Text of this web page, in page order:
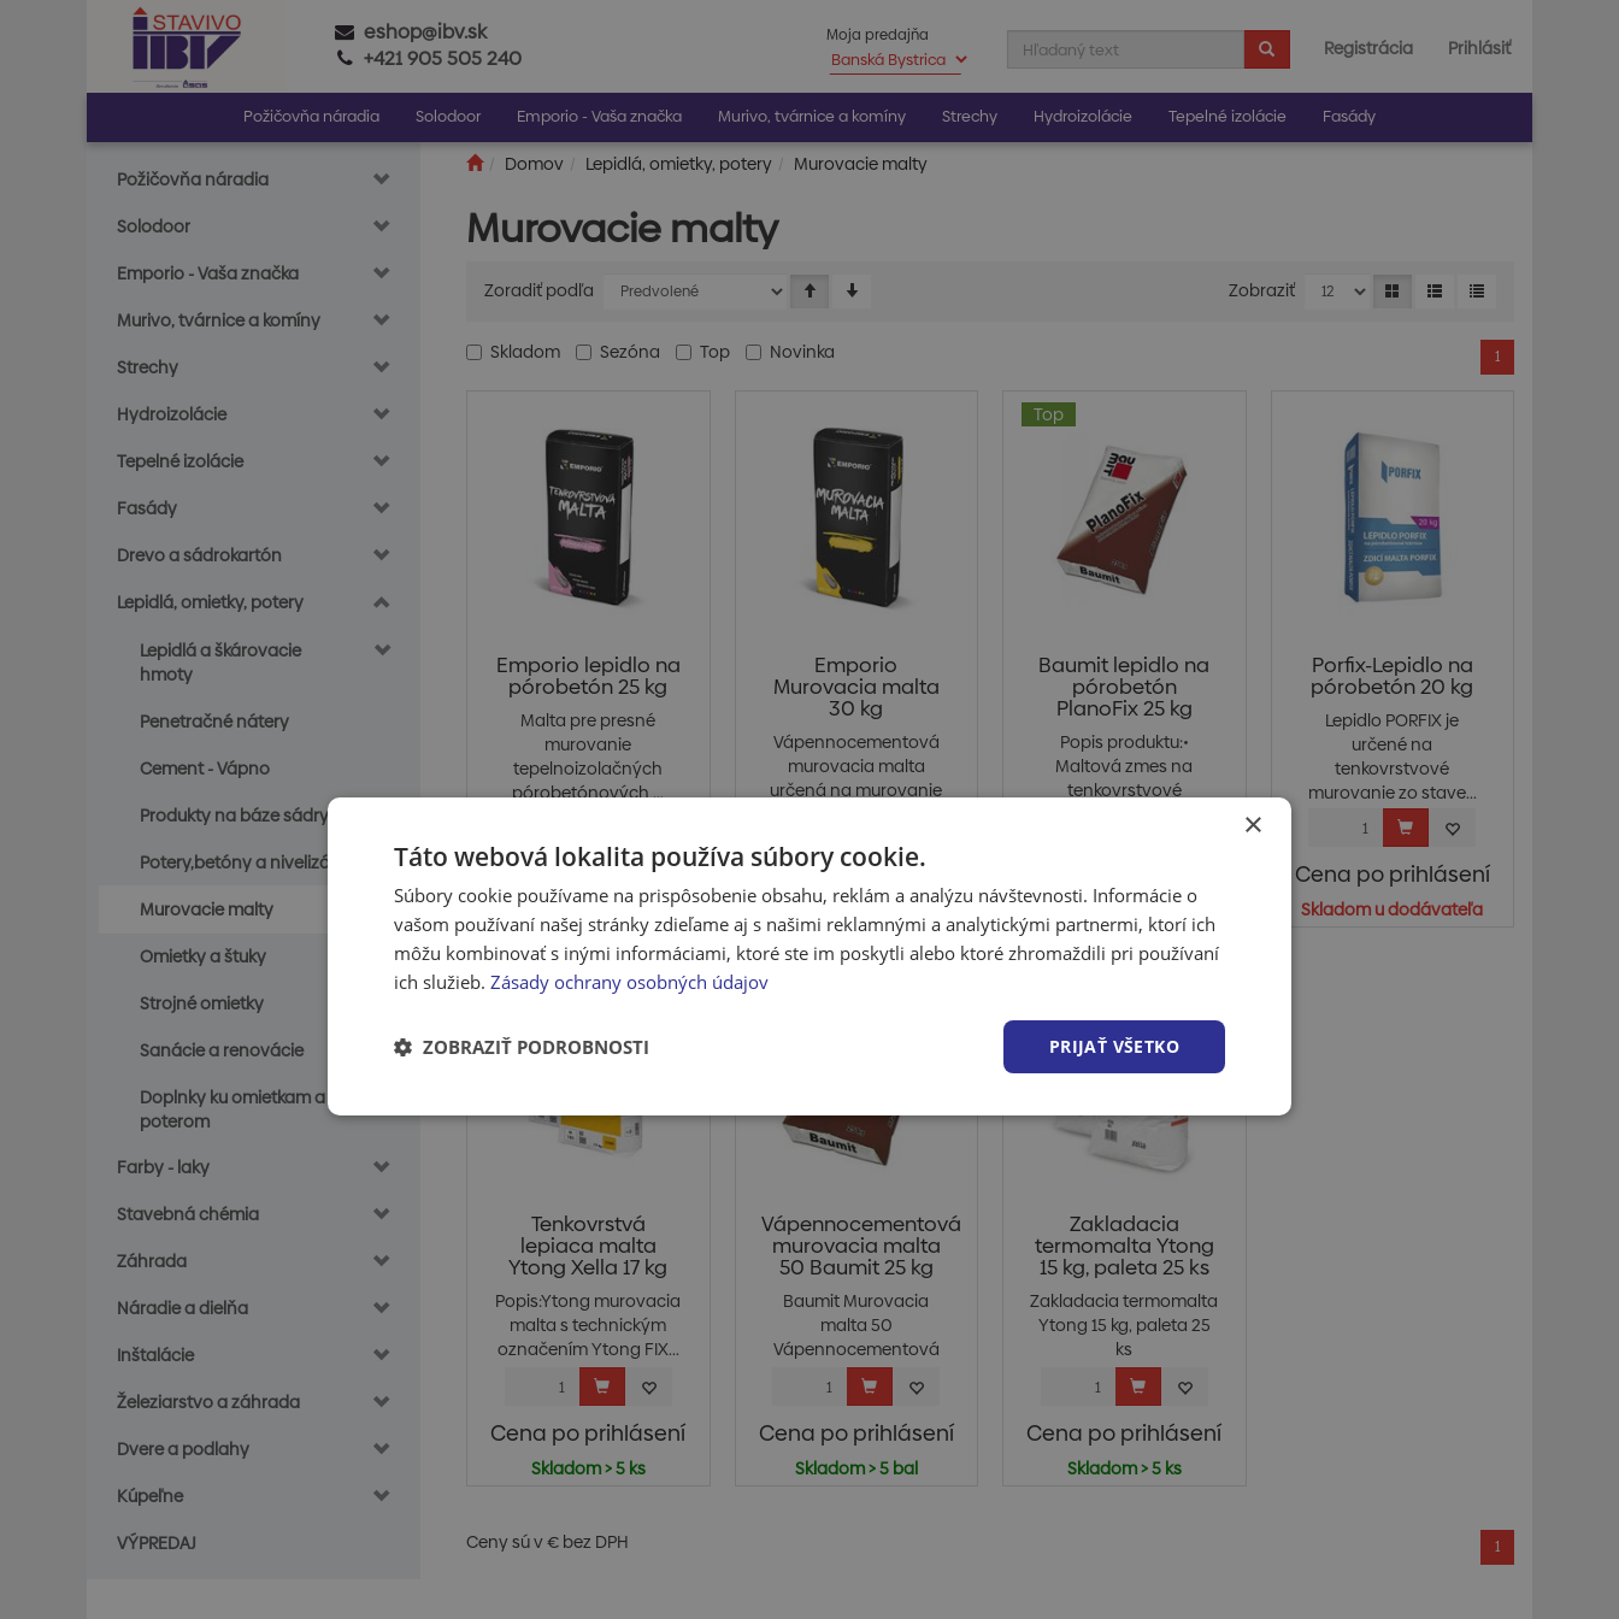
eshop@ibv.sk
+421 905 505 240
Registrácia Prihlásiť
Moja predajňa
Požičovňa náradia Solodoor Emporio - Vaša značka Murivo, tvárnice a komíny Strechy Hydroizolácie Tepelné izolácie Fasády
Požičovňa náradia
Solodoor
Emporio - Vaša značka
Murivo, tvárnice a komíny
Strechy
Hydroizolácie
Tepelné izolácie
Fasády
Drevo a sádrokartón
Lepidlá, omietky, potery
Lepidlá a škárovacie
hmoty
Penetračné nátery
Cement - Vápno
Produkty na báze sádry
Potery,betóny a nivelizácie
Murovacie malty
Omietky a štuky
Strojné omietky
Sanácie a renovácie
Doplnky ku omietkam a
poterom
Farby - laky
Stavebná chémia
Záhrada
Náradie a dielňa
Inštalácie
Železiarstvo a záhrada
Dvere a podlahy
Kúpeľne
VÝPREDAJ
Domov Lepidlá, omietky, potery Murovacie malty
Murovacie malty
Zoradiť podľa Zobraziť
Skladom Sezóna Top Novinka 1
Emporio lepidlo na
pórobetón 25 kg
Malta pre presné
murovanie
tepelnoizolačných
pórobetónových ...
Cena po prihlásení
Skladom > 5 ks
Emporio
Murovacia malta
30 kg
Vápennocementová
murovacia malta
určená na murovanie
Cena po prihlásení
Skladom > 5 ks
Top
Baumit lepidlo na
pórobetón
PlanoFix 25 kg
Popis produktu:•
Maltová zmes na
tenkovrstvové
Skladom > 5 bal
Porfix-Lepidlo na
pórobetón 20 kg
Lepidlo PORFIX je
určené na
tenkovrstvové
murovanie zo stave...
Cena po prihlásení
Skladom u dodávateľa
Tenkovrstvá
lepiaca malta
Ytong Xella 17 kg
Popis:Ytong murovacia
malta s technickým
označením Ytong FIX...
Cena po prihlásení
Skladom > 5 ks
Vápennocementová
murovacia malta
50 Baumit 25 kg
Baumit Murovacia
malta 50
Vápennocementová
malta na murovani...
Cena po prihlásení
Skladom > 5 bal
Zakladacia
termomalta Ytong
15 kg, paleta 25 ks
Zakladacia termomalta
Ytong 15 kg, paleta 25
ks
Cena po prihlásení
Skladom > 5 ks
Ceny sú v € bez DPH 1
×
Táto webová lokalita používa súbory cookie.
Súbory cookie používame na prispôsobenie obsahu, reklám a analýzu návštevnosti. Informácie o
vašom používaní našej stránky zdieľame aj s našimi reklamnými a analytickými partnermi, ktorí ich
môžu kombinovať s inými informáciami, ktoré ste im poskytli alebo ktoré zhromaždili pri používaní
ich služieb. Zásady ochrany osobných údajov
PRIJAŤ VŠETKO
ZOBRAZIŤ PODROBNOSTI